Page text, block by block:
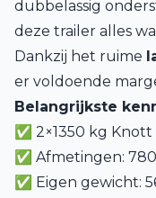
dubbelassig
deze trailer alles
Dankzij het ruime
er voldoende
Belangrijkste
✅ 2×1350 kg
✅ Afmetingen:
✅ Eigen gewicht: